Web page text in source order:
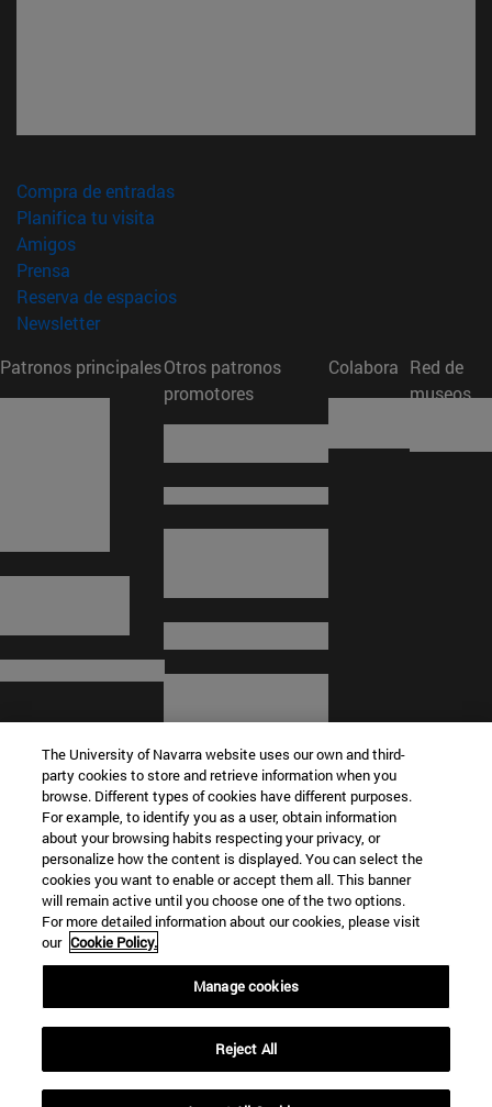
Compra de entradas(abre en nueva ventana)
Planifica tu visita
Amigos(abre en nueva ventana)
Prensa
Reserva de espacios(abre en nueva ventana)
Newsletter(abre en nueva ventana)
Patronos principalesOtros patronos
promotores
Colabora Red de
museos
© Universidad de Navarra
Información legal
Términos y condiciones
Accesibilidad
Configuración de cookies
Localizador de campus
The University of Navarra website uses our own and third-
party cookies to store and retrieve information when you
browse. Different types of cookies have different purposes.
For example, to identify you as a user, obtain information
about your browsing habits respecting your privacy, or
personalize how the content is displayed. You can select the
cookies you want to enable or accept them all. This banner
will remain active until you choose one of the two options.
For more detailed information about our cookies, please visit
our Cookie Policy.
Manage cookies
Reject All